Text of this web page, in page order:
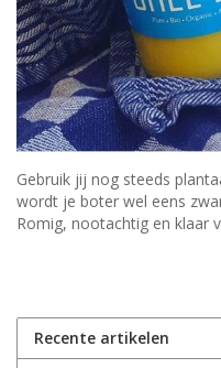
Gebruik jij nog steeds
wordt je boter wel eens
Romig, nootachtig en klaar
Recente artikelen